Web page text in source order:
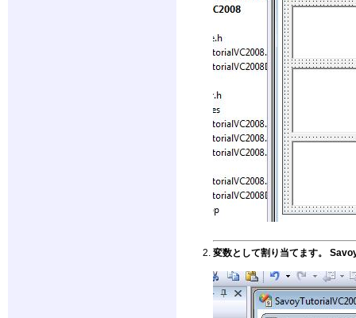
変数として割り当てます。